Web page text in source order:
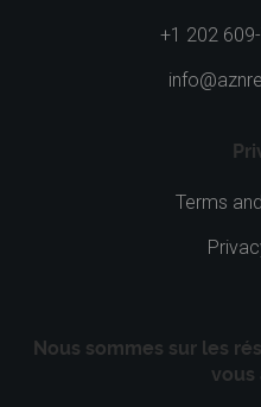
Nous sommes sur les
vous
+1 202
Terms